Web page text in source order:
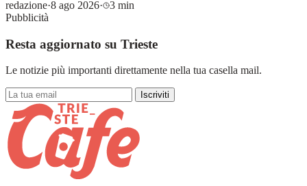
redazione·8 ago 2026·
3 min
Pubblicità
Resta aggiornato su Trieste
Le notizie più importanti direttamente nella tua casella mail.
Iscriviti